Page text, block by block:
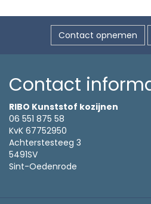
Contact opnemen
Contact
RIBO Kunststof kozijnen
06 551 875 58
KvK 67752950
Achterstesteeg 3
5491SV
Sint-Oedenrode